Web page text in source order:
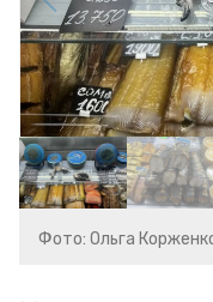
Фото: Ольга